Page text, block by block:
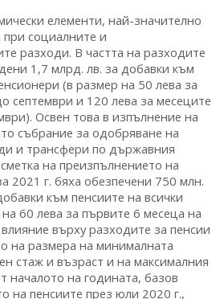
елементи, най-значително
при социалните и
разходи. В частта на разходите
1,7 млрд. лв. за добавки към
(в размер на 50 лева за
септември и 120 лева за месеците
Освен това в изпълнение на
събрание за одобряване на
и трансфери по държавния
на преизпълнението на
2021 г. бяха обезпечени 750 млн.
към пенсиите на всички
60 лева за първите 6 месеца на
върху разходите за пенсии
на размера на минималната
стаж и възраст и на максималния
началото на годината, базов
на пенсиите през юли 2020 г.,